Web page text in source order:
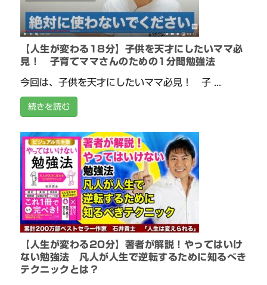
【人生が変わる18分】子供を天才にしたいママ必
見！ 子育てママさんのための1分間勉強法
今回は、子供を天才にしたいママ必見！ 子 ...
続きを読む
【人生が変わる20分】著者が解説！やってはいけ
ない勉強法 凡人が人生で逆転するために知るべき
テクニックとは？